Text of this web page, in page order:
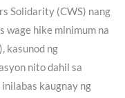
Solidarity (CWS) nang
wage hike minimum na
kasunod ng
nito dahil sa
kaugnay ng